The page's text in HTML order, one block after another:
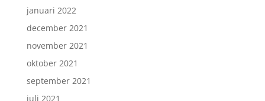
januari 2022
december 2021
november 2021
oktober 2021
september 2021
juli 2021